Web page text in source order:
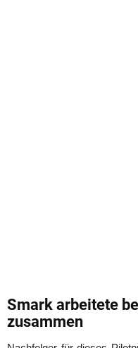
Smark arbeitete
zusammen